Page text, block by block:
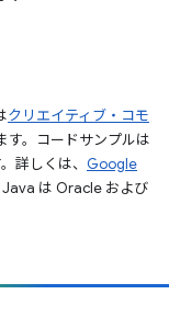
クリエイティブ・コモ
す。コードサンプルは
詳しくは、 Google
Java は Oracle および